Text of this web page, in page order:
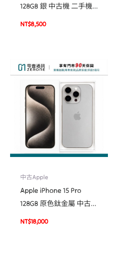
128GB 銀 中古機 二手機
福利機 #09826
NT$8,500
中古Apple
Apple iPhone 15 Pro
128GB 原色鈦金屬 中古機
二手機 福利機#77183
NT$18,000